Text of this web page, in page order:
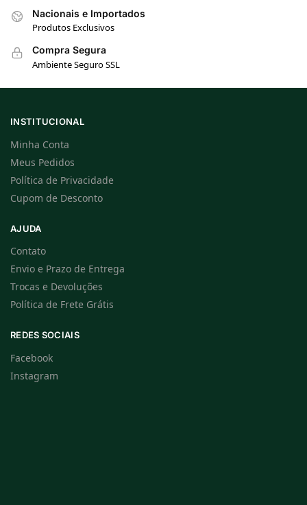
Nacionais e Importados
Produtos Exclusivos
Compra Segura
Ambiente Seguro SSL
INSTITUCIONAL
Minha Conta
Meus Pedidos
Política de Privacidade
Cupom de Desconto
AJUDA
Contato
Envio e Prazo de Entrega
Trocas e Devoluções
Política de Frete Grátis
REDES SOCIAIS
Facebook
Instagram